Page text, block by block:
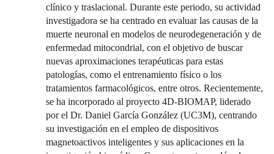
clínico y traslacional. Durante este periodo, su actividad
investigadora se ha centrado en evaluar las causas de la
muerte neuronal en modelos de neurodegeneración y de
enfermedad mitocondrial, con el objetivo de buscar
nuevas aproximaciones terapéuticas para estas
patologías, como el entrenamiento físico o los
tratamientos farmacológicos, entre otros. Recientemente,
se ha incorporado al proyecto 4D-BIOMAP, liderado
por el Dr. Daniel García González (UC3M), centrando
su investigación en el empleo de dispositivos
magnetoactivos inteligentes y sus aplicaciones en la